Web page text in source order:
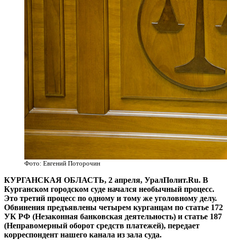
Фото: Евгений Поторочин
КУРГАНСКАЯ ОБЛАСТЬ, 2 апреля, УралПолит.Ru. В
Курганском городском суде начался необычный процесс.
Это третий процесс по одному и тому же уголовному делу.
Обвинения предъявлены четырем курганцам по статье 172
УК РФ (Незаконная банковская деятельность) и статье 187
(Неправомерный оборот средств платежей), передает
корреспондент нашего канала из зала суда.